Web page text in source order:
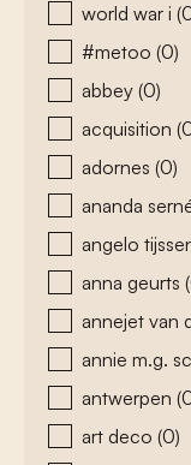
world war i
#metoo (0)
abbey (0)
acquisition
adornes (0)
ananda
angelo
anna geurts
annejet van
annie m.g.
antwerpen
art deco (0)